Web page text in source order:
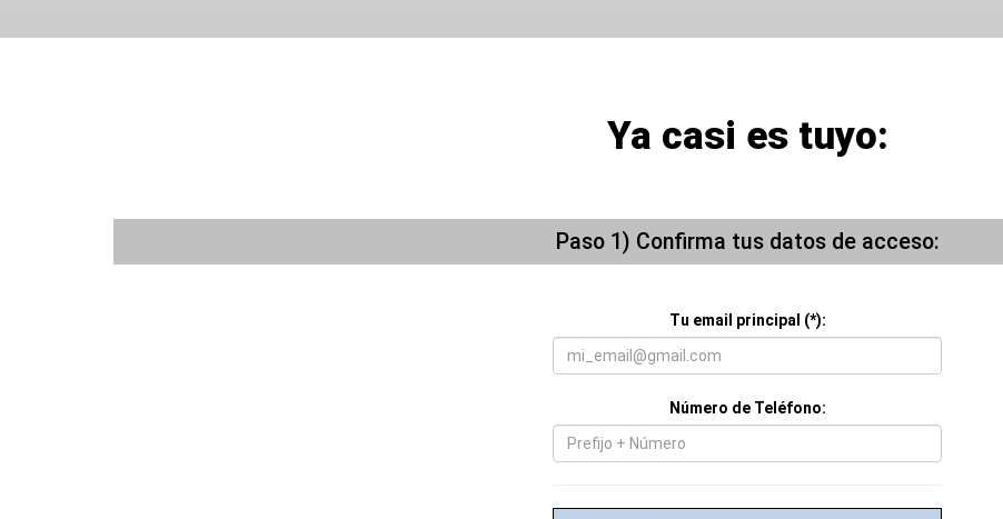
Ya casi es tuyo:
Paso 1) Confirma tus datos de acceso:
Tu email principal (*):
Número de Teléfono: